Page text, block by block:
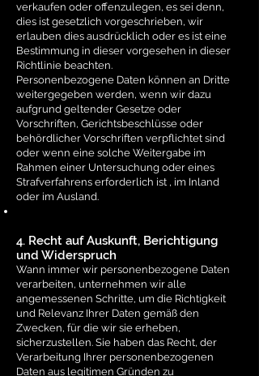
verkaufen oder offenzulegen, es sei denn,
dies ist gesetzlich vorgeschrieben, wir
erlauben dies ausdrücklich oder es ist eine
Bestimmung in dieser vorgesehen in dieser
Richtlinie beachten.
Personenbezogene Daten können an Dritte
weitergegeben werden, wenn wir dazu
aufgrund geltender Gesetze oder
Vorschriften, Gerichtsbeschlüsse oder
behördlicher Vorschriften verpflichtet sind
oder wenn eine solche Weitergabe im
Rahmen einer Untersuchung oder eines
Strafverfahrens erforderlich ist , im Inland
oder im Ausland.
4. Recht auf Auskunft, Berichtigung
und Widerspruch
Wann immer wir personenbezogene Daten
verarbeiten, unternehmen wir alle
angemessenen Schritte, um die Richtigkeit
und Relevanz Ihrer Daten gemäß den
Zwecken, für die wir sie erheben,
sicherzustellen. Sie haben das Recht, der
Verarbeitung Ihrer personenbezogenen
Daten aus legitimen Gründen zu